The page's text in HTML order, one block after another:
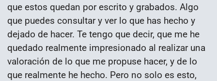
que estos quedan por escrito y grabados. Algo
que puedes consultar y ver lo que has hecho y
dejado de hacer. Te tengo que decir, que me he
quedado realmente impresionado al realizar una
valoración de lo que me propuse hacer, y de lo
que realmente he hecho. Pero no solo es esto,